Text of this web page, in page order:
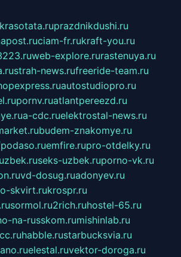
krasotata.ruprazdnikdushi.ru
ciam-fr.rukraft-you.ru
web-explore.rurastenuya.ru
strah-news.rufreeride-team.ru
autostudiopro.ru
pornv.ruatlantpereezd.ru
a-cdc.ruelektrostal-news.ru
budem-znakomye.ru
emfire.rupro-otdelky.ru
seks-uzbek.ruporno-vk.ru
vd-dosug.ruadonyev.ru
skvirt.rukrospr.ru
sormol.ru2rich.ruhostel-65.ru
na-russkom.rumishinlab.ru
habble.rustarbucksvia.ru
elestal.ruvektor-doroga.ru